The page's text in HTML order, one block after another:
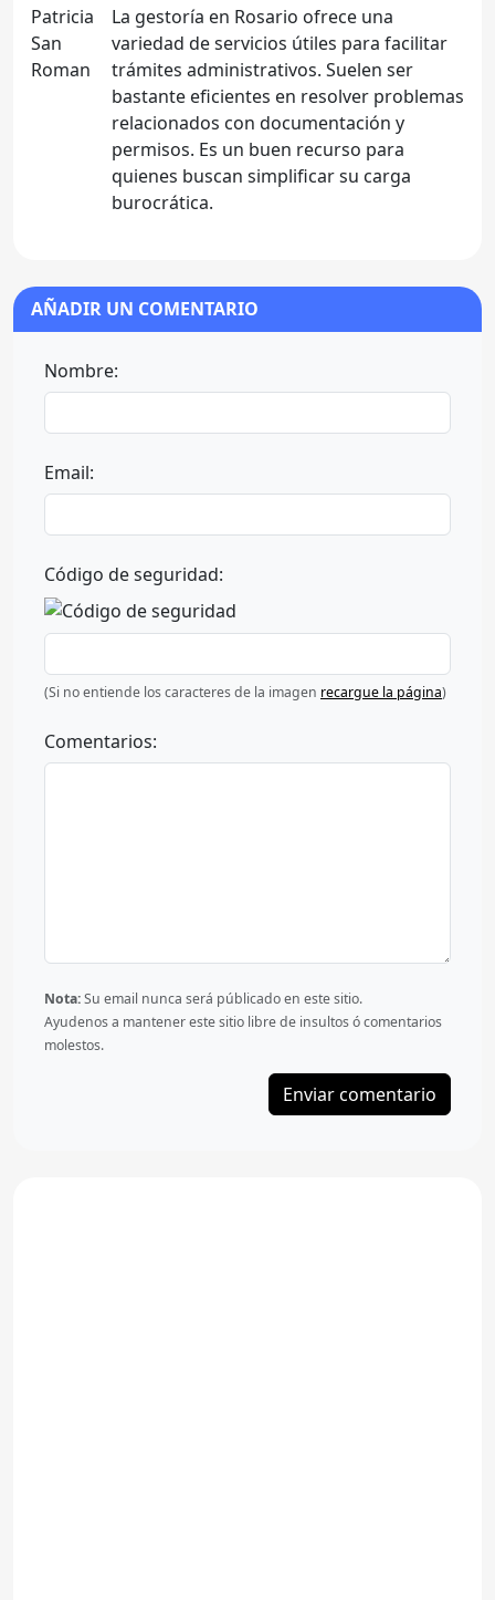
La gestoría en Rosario ofrece una
variedad de servicios útiles para facilitar
trámites administrativos. Suelen ser
bastante eficientes en resolver problemas
relacionados con documentación y
permisos. Es un buen recurso para
quienes buscan simplificar su carga
burocrática.
AÑADIR UN COMENTARIO
Nombre:
Email:
Código de seguridad:
(Si no entiende los caracteres de la imagen recargue la página)
Comentarios:
Nota:Su email nunca será públicado en este sitio.
Ayudenos a mantener este sitio libre de insultos ó comentarios
molestos.